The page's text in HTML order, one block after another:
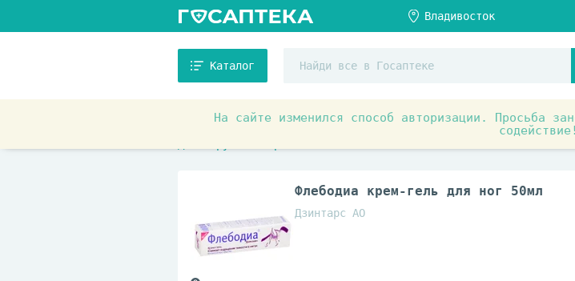
Каталог
На сайте изменился способ авторизации. Просьба
содействие!
Препараты при заболеваниях органов и
Флебодиа крем-гель для ног 50мл
Дзинтарс АО